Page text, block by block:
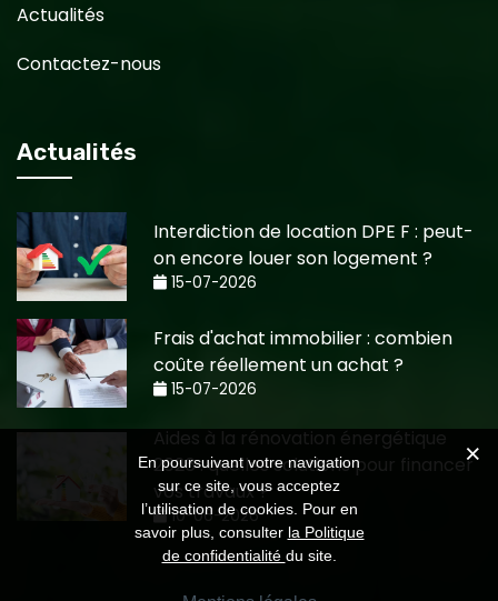
Actualités
Contactez-nous
Actualités
Interdiction de location DPE F : peut-
on encore louer son logement ?
15-07-2026
Frais d'achat immobilier : combien
coûte réellement un achat ?
15-07-2026
Aides à la rénovation énergétique
2026 : quelles solutions pour financer
vos travaux ?
10-06-2026
En poursuivant votre navigation
sur ce site, vous acceptez
l’utilisation de cookies. Pour en
savoir plus, consulter la Politique
de confidentialité du site.